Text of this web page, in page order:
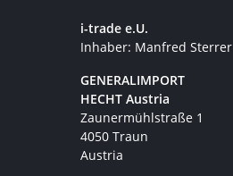
i-trade e.U.
Inhaber: Manfred Sterrer
GENERALIMPORT
HECHT Austria
Zaunermühlstraße 1
4050 Traun
Austria